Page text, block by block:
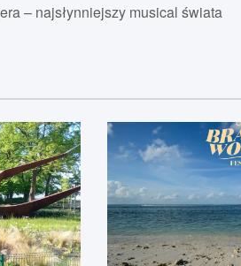
– najsłynniejszy musical świata